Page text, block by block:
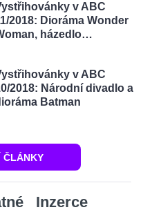
v ABC
2018: Dioráma Wonder
házedlo…
v ABC
2018: Národní divadlo a
Batman
ČLÁNKY
Inzerce